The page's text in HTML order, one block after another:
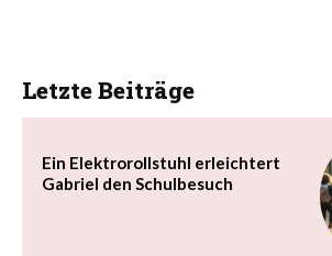
Letzte Beiträge
Ein Elektrorollstuhl erleichtert
Gabriel den Schulbesuch